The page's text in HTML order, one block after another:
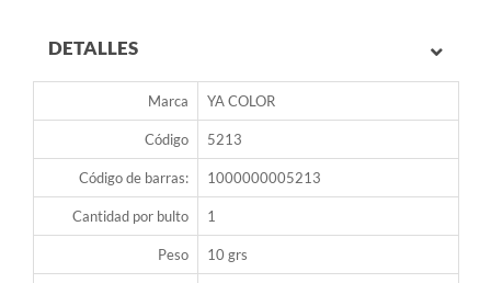
DETALLES
Marca YA COLOR
Código 5213
Código de barras: 1000000005213
Cantidad por bulto 1
Peso 10 grs